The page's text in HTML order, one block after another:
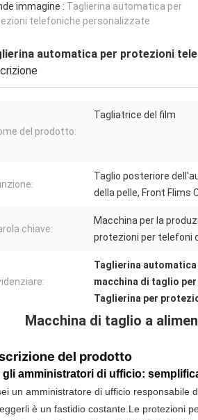
immagine : Taglierina automatica per
telefoniche personalizzate
automatica per protezioni
del prodotto:
Tagliatrice del film
Taglio posteriore
della pelle, Front Flims
chiave:
Macchina per la
protezioni per telefoni
Taglierina
macchina di taglio
Taglierina per
Macchina di taglio a
del prodotto
gli amministratori di ufficio:
un amministratore di ufficio responsabile
è un fastidio costante.Le protezioni